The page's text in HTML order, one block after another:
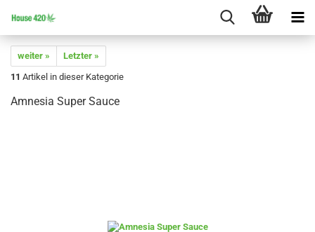
weiter »
Letzter »
11 Artikel in dieser Kategorie
Amnesia Super Sauce